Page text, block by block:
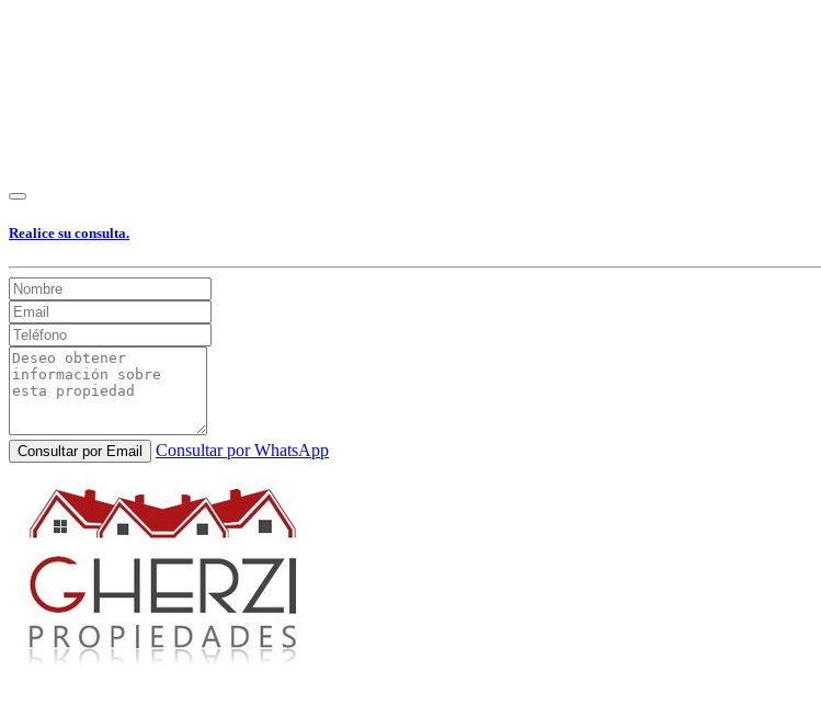
Realice su consulta.
Consultar por Email Consultar por WhatsApp